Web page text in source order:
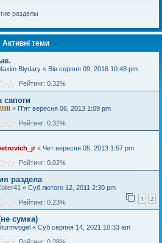
разделы
Активні теми
Blydary « Вів серпня 09, 2016 10:48 pm
Рейтинг: 0.32%
« П'ят вересня 06, 2013 1:09 pm
Рейтинг: 0.32%
« Чет вересня 05, 2013 1:57 pm
Рейтинг: 0.02%
раздела
« Суб лютого 12, 2011 2:30 pm
1 2
Рейтинг: 0.23%
сумка)
« Суб серпня 14, 2021 10:33 am